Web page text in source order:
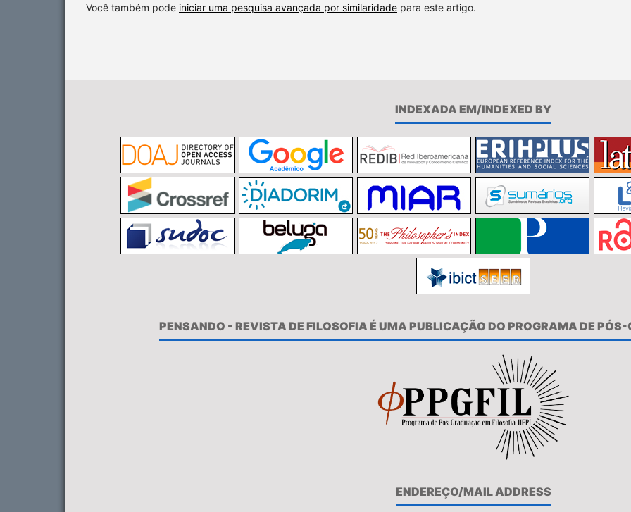
Você também pode iniciar uma pesquisa avançada por similaridade para este artigo.
INDEXADA EM/INDEXED BY
PENSANDO - REVISTA DE FILOSOFIA É UMA PUBLICAÇÃO DO PROGRAMA DE
ENDEREÇO/MAIL ADDRESS